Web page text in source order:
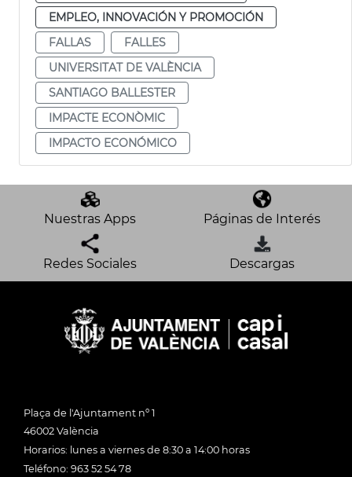
EMPLEO, INNOVACIÓN Y PROMOCIÓN
FALLAS
FALLES
UNIVERSITAT DE VALÈNCIA
SANTIAGO BALLESTER
IMPACTE ECONÒMIC
IMPACTO ECONÓMICO
Nuestras Apps Páginas de Interés
Redes Sociales Descargas
Plaça de l'Ajuntament nº 1
46002 València
Horarios: lunes a viernes de 8:30 a 14:00 horas
Teléfono: 963 52 54 78